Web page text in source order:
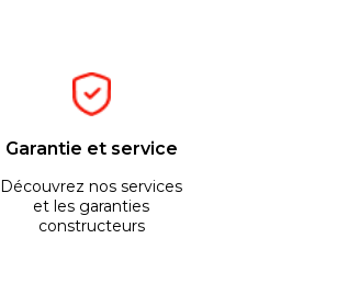
Garantie et service
Découvrez nos services
et les garanties
constructeurs